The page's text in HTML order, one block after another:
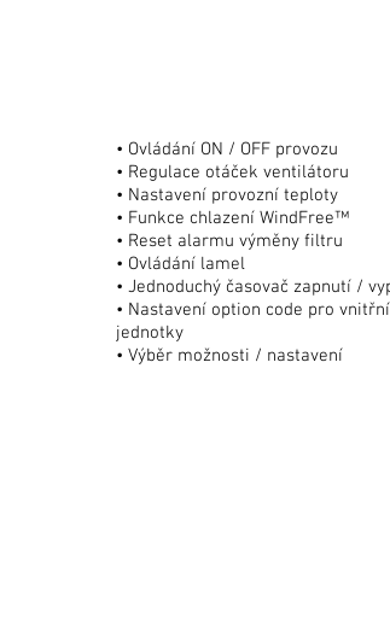
• Ovládání ON / OFF provozu
• Regulace otáček ventilátoru
• Nastavení provozní teploty
• Funkce chlazení WindFree™
• Reset alarmu výměny filtru
• Ovládání lamel
• Jednoduchý časovač zapnutí /
• Nastavení option code pro vnitřní
jednotky
• Výběr možnosti / nastavení